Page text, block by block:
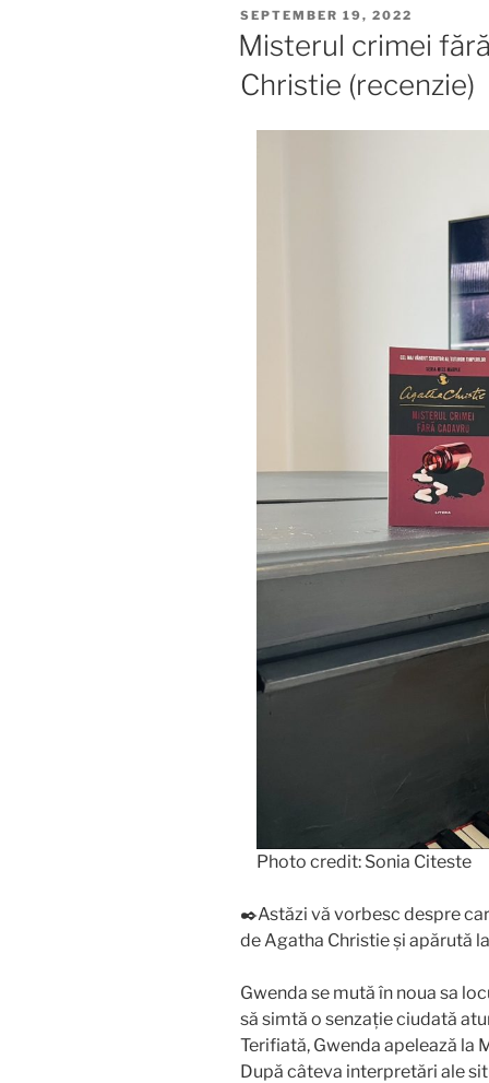
POSTED
ON
SEPTEMBER 19, 2022
Misterul crimei
Christie (recenzie)
Photo credit: Sonia Citeste
✒️Astăzi vă vorbesc despre
de Agatha Christie și apărută
Gwenda se mută în noua sa
să simtă o senzație ciudată
Terifiată, Gwenda apelează la
După câteva interpretări ale